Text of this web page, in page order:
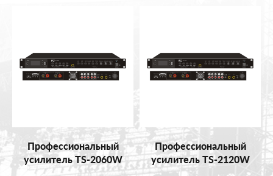
Профессиональный
усилитель TS-2060W
Профессиональный
усилитель TS-2120W